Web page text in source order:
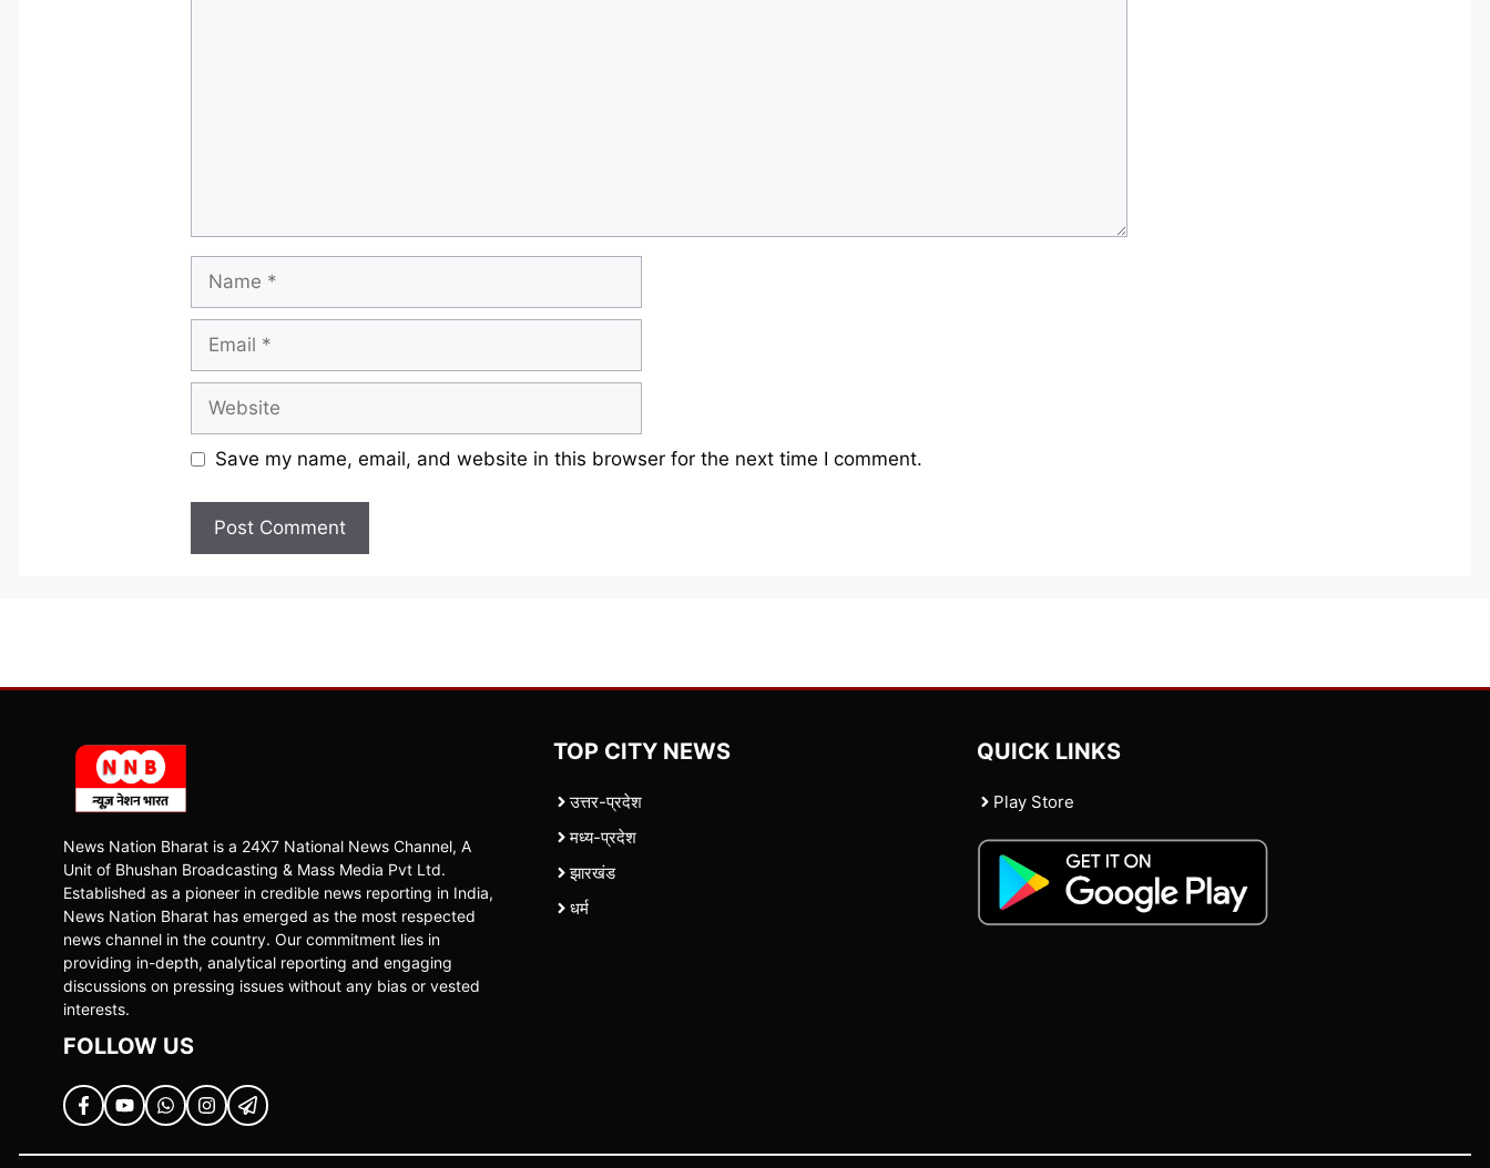
Name
Email
Website
Save my name, email, and website in this browser for the next time I comment.
News Nation Bharat is a 24X7 National News Channel, A
Unit of Bhushan Broadcasting & Mass Media Pvt Ltd.
Established as a pioneer in credible news reporting in India,
News Nation Bharat has emerged as the most respected
news channel in the country. Our commitment lies in
providing in-depth, analytical reporting and engaging
discussions on pressing issues without any bias or vested
interests.
FOLLOW US
TOP CITY NEWS
उत्तर-प्रदेश
मध्य-प्रदेश
झारखंड
धर्म
QUICK LINKS
Play Store